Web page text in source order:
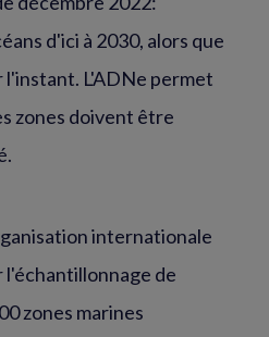
d'ici à 2030, alors que
l'instant. L'ADNe permet
zones doivent être
internationale
l'échantillonnage de
zones marines